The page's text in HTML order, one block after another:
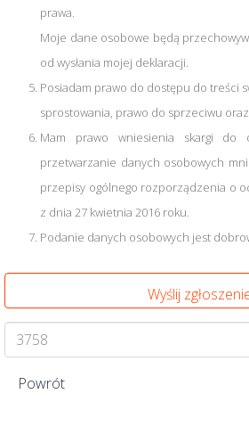
prawa.
Moje dane osobowe będą
od wysłania mojej deklaracji.
Posiadam prawo do dostępu do treści
sprostowania, prawo do sprzeciwu
Mam prawo wniesienia skargi do
przetwarzanie danych osobowych
przepisy ogólnego rozporządzenia o
z dnia 27 kwietnia 2016 roku.
Podanie danych osobowych jest
Powrót